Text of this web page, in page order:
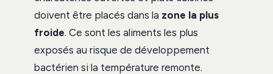
doivent être placés dans la zone la plus
froide. Ce sont les aliments les plus
exposés au risque de développement
bactérien si la température remonte.